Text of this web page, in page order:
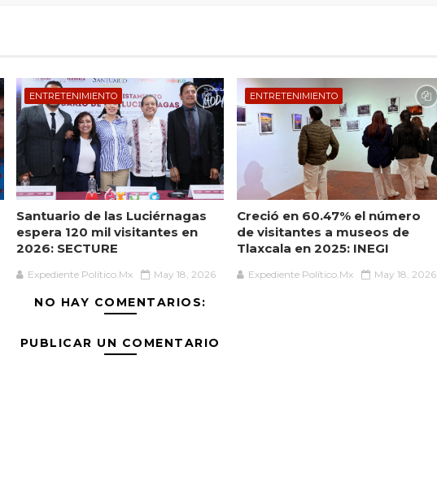
ENTRETENIMIENTO
Santuario de las Luciérnagas
espera 120 mil visitantes en
2026: SECTURE
Expediente Político.Mx May 18, 2026
ENTRETENIMIENTO
Creció en 60.47% el número
de visitantes a museos de
Tlaxcala en 2025: INEGI
Expediente Político.Mx May 18, 2026
NO HAY COMENTARIOS:
PUBLICAR UN COMENTARIO